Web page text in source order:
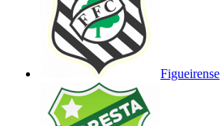
Figueirense